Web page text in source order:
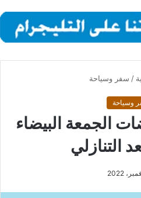
/ سفر وسياحة
وسياحة
الجمعة البيضاء